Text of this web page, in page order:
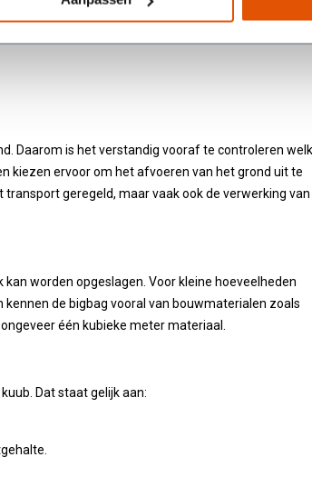
voorkomende mogelijkheden zijn:
Daarom is het verstandig vooraf te controleren
kiezen ervoor om het afvoeren van het grond uit te
geregeld, maar vaak ook de verwerking van
worden opgeslagen. Voor kleine hoeveelheden
de bigbag vooral van bouwmaterialen zoals
één kubieke meter materiaal.
Dat staat gelijk aan: